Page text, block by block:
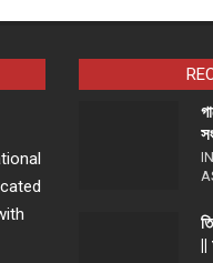
||